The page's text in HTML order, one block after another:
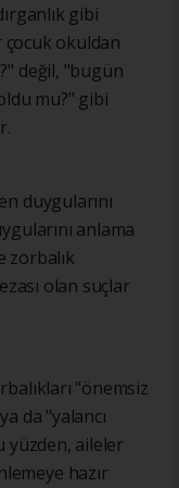
gibi
çocuk okuldan
değil, "bugün
mu?" gibi
duygularını
anlama
zorbalık
olan suçlar
"önemsiz
da "yalancı
yüzden, aileler
hazır